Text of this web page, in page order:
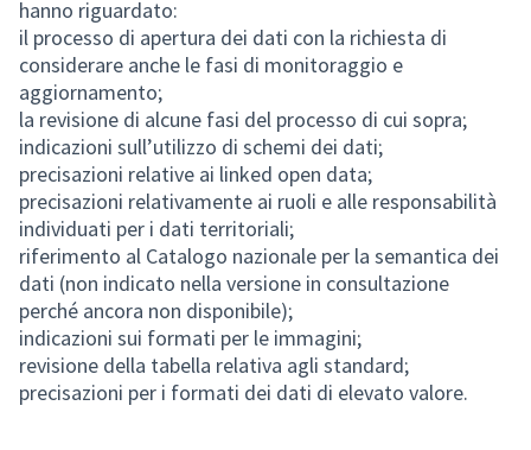
hanno riguardato:
il processo di apertura dei dati con la richiesta di
considerare anche le fasi di monitoraggio e
aggiornamento;
la revisione di alcune fasi del processo di cui sopra;
indicazioni sull’utilizzo di schemi dei dati;
precisazioni relative ai linked open data;
precisazioni relativamente ai ruoli e alle responsabilità
individuati per i dati territoriali;
riferimento al Catalogo nazionale per la semantica dei
dati (non indicato nella versione in consultazione
perché ancora non disponibile);
indicazioni sui formati per le immagini;
revisione della tabella relativa agli standard;
precisazioni per i formati dei dati di elevato valore.